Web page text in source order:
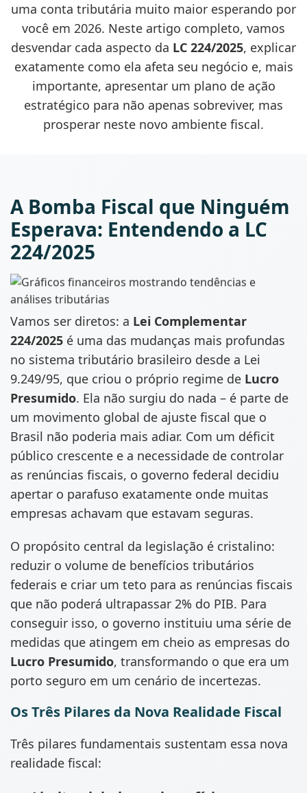
uma conta tributária muito maior esperando por
você em 2026. Neste artigo completo, vamos
desvendar cada aspecto da LC 224/2025, explicar
exatamente como ela afeta seu negócio e, mais
importante, apresentar um plano de ação
estratégico para não apenas sobreviver, mas
prosperar neste novo ambiente fiscal.
A Bomba Fiscal que Ninguém
Esperava: Entendendo a LC
224/2025
Vamos ser diretos: a Lei Complementar
224/2025 é uma das mudanças mais profundas
no sistema tributário brasileiro desde a Lei
9.249/95, que criou o próprio regime de Lucro
Presumido. Ela não surgiu do nada – é parte de
um movimento global de ajuste fiscal que o
Brasil não poderia mais adiar. Com um déficit
público crescente e a necessidade de controlar
as renúncias fiscais, o governo federal decidiu
apertar o parafuso exatamente onde muitas
empresas achavam que estavam seguras.
O propósito central da legislação é cristalino:
reduzir o volume de benefícios tributários
federais e criar um teto para as renúncias fiscais
que não poderá ultrapassar 2% do PIB. Para
conseguir isso, o governo instituiu uma série de
medidas que atingem em cheio as empresas do
Lucro Presumido, transformando o que era um
porto seguro em um cenário de incertezas.
Os Três Pilares da Nova Realidade Fiscal
Três pilares fundamentais sustentam essa nova
realidade fiscal: